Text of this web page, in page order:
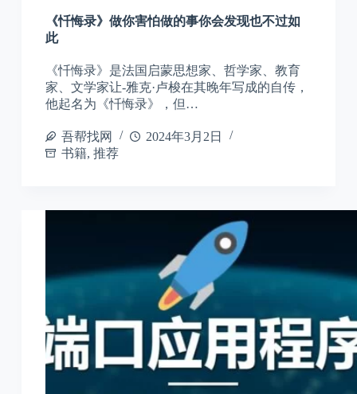
《忏悔录》做你害怕做的事你会发现也不过如
此
《忏悔录》是法国启蒙思想家、哲学家、教育
家、文学家让-雅克·卢梭在其晚年写成的自传，
他起名为《忏悔录》，但…
吾帮找网
2024年3月2日
书籍, 推荐